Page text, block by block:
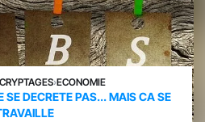
›ECONOMIE
SE DECRETE PAS... MAIS CA SE